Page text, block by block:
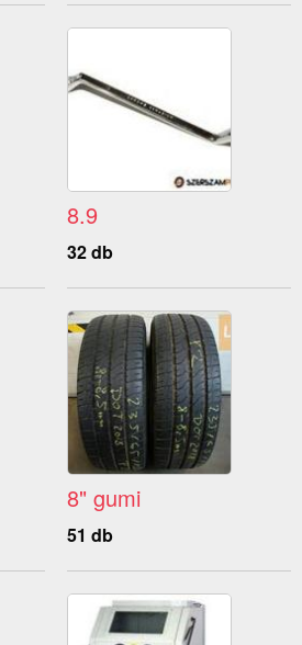
8.9
32 db
8" gumi
51 db